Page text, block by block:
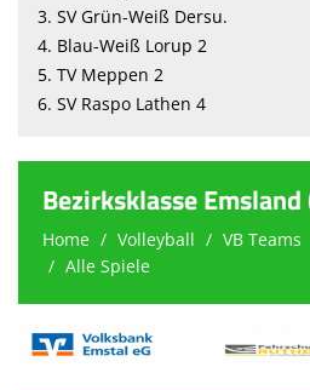
3. SV Grün-Weiß Dersu.
4. Blau-Weiß Lorup 2
5. TV Meppen 2
6. SV Raspo Lathen 4
Bezirksklasse
Home Volleyball VB Teams
Alle Spiele